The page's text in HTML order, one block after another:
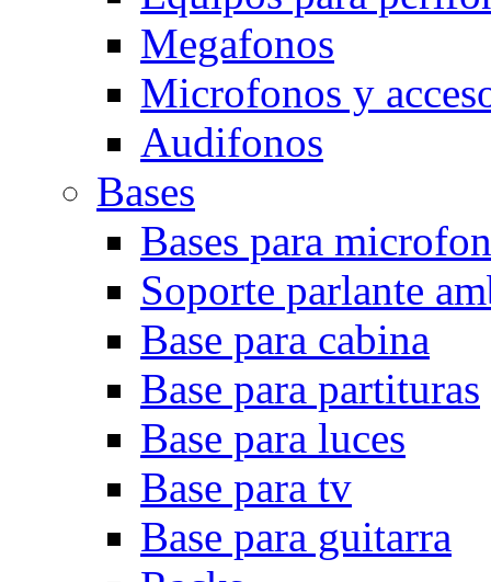
Megafonos
Microfonos y
Audifonos
Bases
Bases para
Soporte parlante
Base para cabina
Base para partituras
Base para luces
Base para tv
Base para guitarra